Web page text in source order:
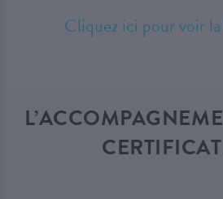
Cliquez ici pour voir